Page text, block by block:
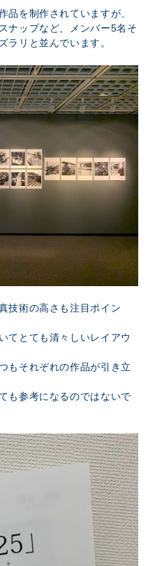
品を制作されていますが、
ナップなど、メンバー5名そ
ラリと並んでいます。
技術の高さも注目ポイン
てとても清々しいレイアウ
もそれぞれの作品が引き立
も参考になるのではないで